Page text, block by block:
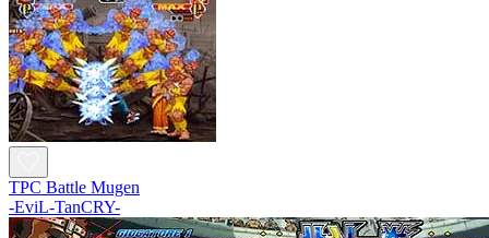
TPC Battle Mugen
-EviL-TanCRY-